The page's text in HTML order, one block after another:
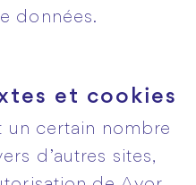
données.
et cookies
un certain nombre
d’autres sites,